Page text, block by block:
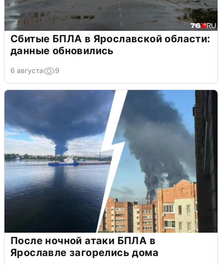
Сбитые БПЛА в Ярославской области:
данные обновились
6 августа 9
После ночной атаки БПЛА в
Ярославле загорелись дома